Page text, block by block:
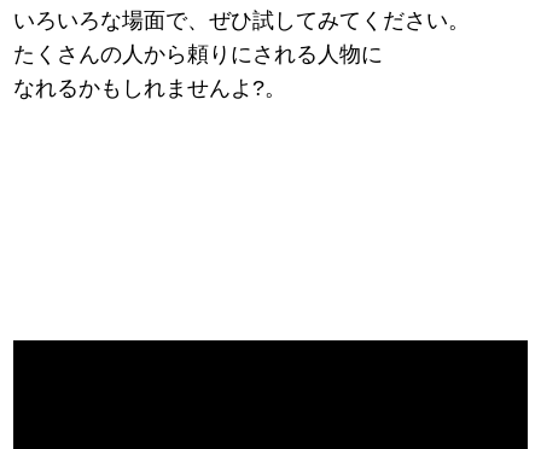
いろいろな場面で、ぜひ試してみてください。
たくさんの人から頼りにされる人物に
なれるかもしれませんよ?。